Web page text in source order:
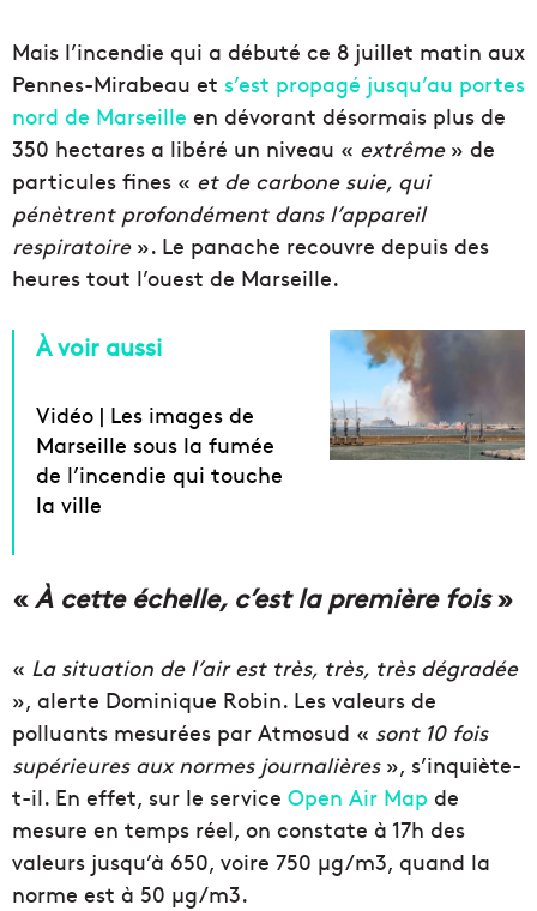
Mais l’incendie qui a débuté ce 8 juillet matin aux
Pennes-Mirabeau et s’est propagé jusqu’au portes
nord de Marseille en dévorant désormais plus de
350 hectares a libéré un niveau « extrême» de
particules fines « et de carbone suie, qui
pénètrent profondément dans l’appareil
respiratoire». Le panache recouvre depuis des
heures tout l’ouest de Marseille.
À voir aussi
Vidéo | Les images de
Marseille sous la fumée
de l’incendie qui touche
la ville
«À cette échelle, c’est la première fois»
« La situation de l’air est très, très, très dégradée
», alerte Dominique Robin. Les valeurs de
polluants mesurées par Atmosud « sont 10 fois
supérieures aux normes journalières», s’inquiète-
t-il. En effet, sur le service Open Air Map de
mesure en temps réel, on constate à 17h des
valeurs jusqu’à 650, voire 750 µg/m3, quand la
norme est à 50 µg/m3.